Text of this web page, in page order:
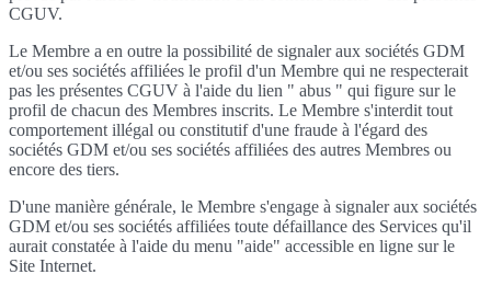
CGUV.
Le Membre a en outre la possibilité de signaler aux sociétés GDM
et/ou ses sociétés affiliées le profil d'un Membre qui ne respecterait
pas les présentes CGUV à l'aide du lien " abus " qui figure sur le
profil de chacun des Membres inscrits. Le Membre s'interdit tout
comportement illégal ou constitutif d'une fraude à l'égard des
sociétés GDM et/ou ses sociétés affiliées des autres Membres ou
encore des tiers.
D'une manière générale, le Membre s'engage à signaler aux sociétés
GDM et/ou ses sociétés affiliées toute défaillance des Services qu'il
aurait constatée à l'aide du menu "aide" accessible en ligne sur le
Site Internet.